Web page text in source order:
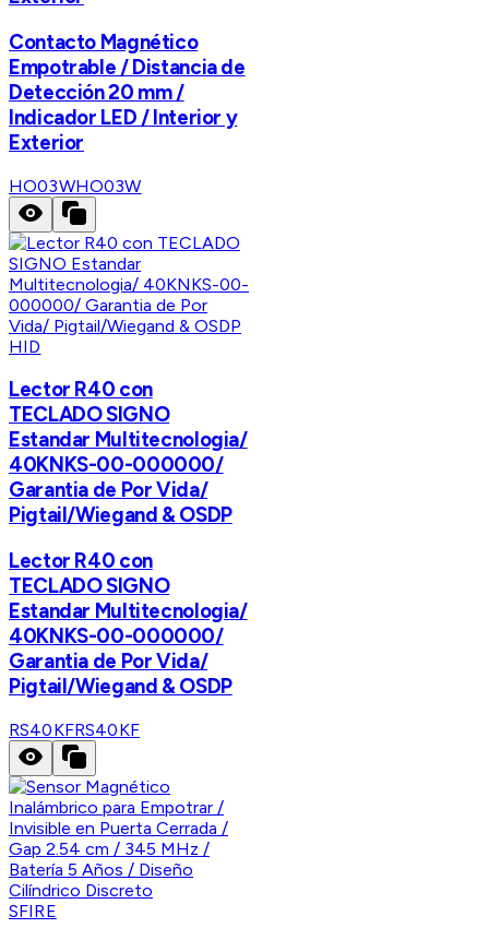
Contacto Magnético
Empotrable / Distancia de
Detección 20 mm /
Indicador LED / Interior y
Exterior
HO03WHO03W
HID
Lector R40 con
TECLADO SIGNO
Estandar Multitecnologia/
40KNKS-00-000000/
Garantia de Por Vida/
Pigtail/Wiegand & OSDP
Lector R40 con
TECLADO SIGNO
Estandar Multitecnologia/
40KNKS-00-000000/
Garantia de Por Vida/
Pigtail/Wiegand & OSDP
RS40KFRS40KF
SFIRE